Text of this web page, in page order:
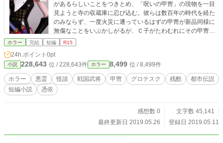
があるらしいことをつきとめ、「呪いの甲冑」の現物を一目
見ようと寺の収蔵庫に忍び込む。彼らは数百年の時代を経た
のみならず、一度火災に遭っているはずの甲冑が新品同様に
無傷なことをいぶかしがるが、Ｃ子がたわむれにその甲冑を
身につけたとたん、身の毛もよだつ怖ろしいことが起こる。
できごとの序章にすぎなかった。 ☆作品について
前作「転生の剣」と同じく、自作の模型から着想を得まし
た。私は基本がモデラーなので、創作に当たってはまず具象
物を拵えることでその“依代(よりしろ)”を確保し、次いでそこ
から生じるイメージを文章化するという手順になるようで
たのですが、本当に怖いと思える話を書くことの難しさをし
みじみ実感させられました。及ばずながら自分なりにいろい
ホラー 完結 短編 R15
24h.ポイント 0pt
小説 228,643 位 / 228,643件 ホラー 8,499 位 / 8,499件
ホラー 悪霊 怪談 戦国武将 甲冑 グロテスク 残酷
都市伝説
短編小説
憑依
感想数 0
文字数 45,141
最終更新日 2019.05.26
登録日 2019.05.11